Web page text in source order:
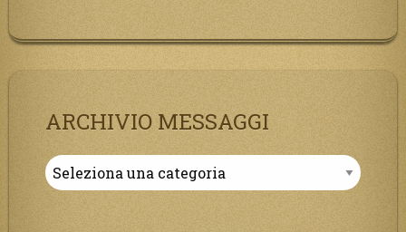
ARCHIVIO MESSAGGI
Archivio
Messaggi